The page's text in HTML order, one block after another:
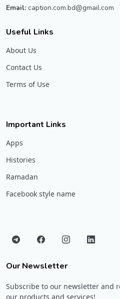
Email: caption.com.bd@gmail.com
Useful Links
About Us
Contact Us
Terms of Use
Important Links
Apps
Histories
Ramadan
Facebook style name
Our Newsletter
Subscribe to our newsletter and
our products and services!